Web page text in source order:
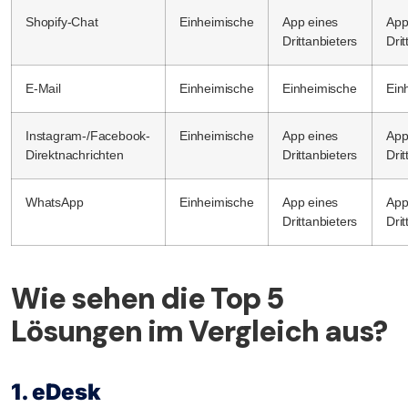
Shopify-Chat Einheimische
App eines
Drittanbieters
E-Mail Einheimische Einheimische
Instagram-/Facebook-
Direktnachrichten
Einheimische
App eines
Drittanbieters
WhatsApp Einheimische
App eines
Drittanbieters
Wie sehen die Top 5
Lösungen im Vergleich aus?
1. eDesk